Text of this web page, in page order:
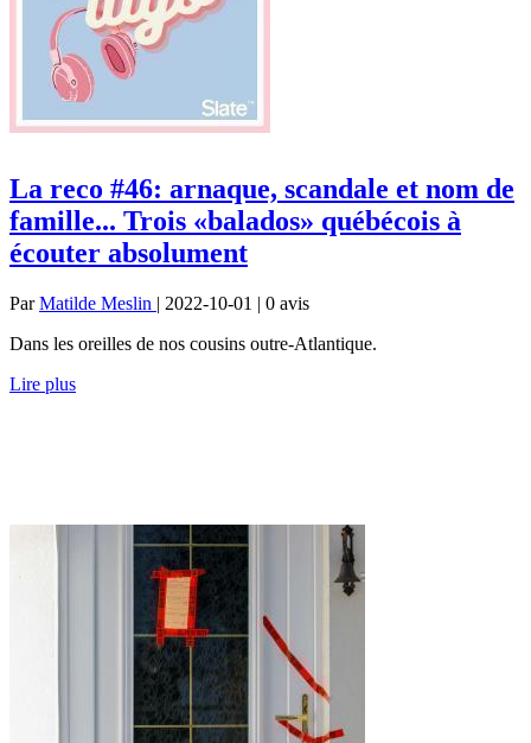
La reco #46: arnaque, scandale et nom de
famille... Trois «balados» québécois à
écouter absolument
ParMatilde Meslin | 2022-10-01 | 0 avis
Dans les oreilles de nos cousins outre-Atlantique.
Lire plus